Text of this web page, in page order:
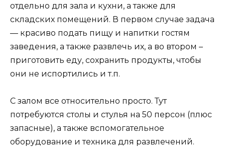
отдельно для зала и кухни, а также для
складских помещений. В первом случае задача
— красиво подать пищу и напитки гостям
заведения, а также развлечь их, а во втором –
приготовить еду, сохранить продукты, чтобы
они не испортились и т.п.
С залом все относительно просто. Тут
потребуются столы и стулья на 50 персон (плюс
запасные), а также вспомогательное
оборудование и техника для развлечений.